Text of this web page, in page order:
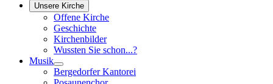
Unsere Kirche
Offene Kirche
Geschichte
Kirchenbilder
Wussten Sie schon...?
Musik
Bergedorfer Kantorei